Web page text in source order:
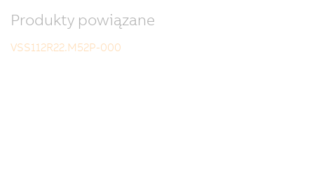
Produkty powiązane
VSS112R22.M52P-000